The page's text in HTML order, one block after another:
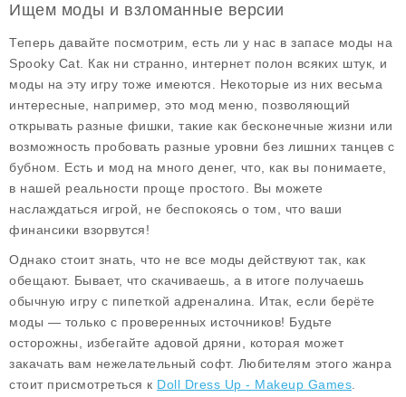
Ищем моды и взломанные версии
Теперь давайте посмотрим, есть ли у нас в запасе моды на
Spooky Cat . Как ни странно, интернет полон всяких штук, и
моды на эту игру тоже имеются. Некоторые из них весьма
интересные, например, это мод меню, позволяющий
открывать разные фишки, такие как бесконечные жизни или
возможность пробовать разные уровни без лишних танцев с
бубном. Есть и мод на много денег, что, как вы понимаете,
в нашей реальности проще простого. Вы можете
наслаждаться игрой, не беспокоясь о том, что ваши
финансики взорвутся!
Однако стоит знать, что не все моды действуют так, как
обещают. Бывает, что скачиваешь, а в итоге получаешь
обычную игру с пипеткой адреналина. Итак, если берёте
моды — только с проверенных источников! Будьте
осторожны, избегайте адовой дряни, которая может
закачать вам нежелательный софт. Любителям этого жанра
стоит присмотреться к Doll Dress Up - Makeup Games